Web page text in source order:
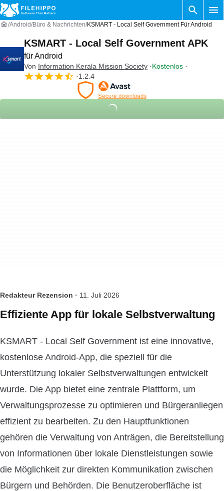
Android Büro & Nachrichten KSMART - Local Self Government Für Android
KSMART - Local Self Government APK
für Android
Von Information Kerala Mission Society
Kostenlos
1.2.4
Redakteur Rezension · 11. Juli 2026
Effiziente App für lokale Selbstverwaltung
KSMART - Local Self Government ist eine innovative,
kostenlose Android-App, die speziell für die
Unterstützung lokaler Selbstverwaltungen entwickelt
wurde. Die App bietet eine zentrale Plattform, um
Verwaltungsprozesse zu optimieren und Bürgeranliegen
effizient zu bearbeiten. Zu den Hauptfunktionen
gehören die Verwaltung von Anträgen, die Bereitstellung
von Informationen über lokale Dienstleistungen sowie
die Möglichkeit zur direkten Kommunikation zwischen
Bürgern und Behörden. Die Benutzeroberfläche ist